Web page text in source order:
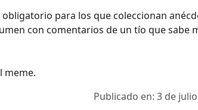
obligatorio para los que coleccionan
con comentarios de un tío que sabe
meme.
Publicado en: 3 de